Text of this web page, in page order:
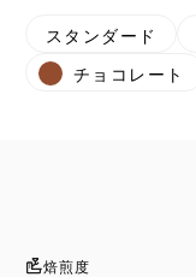
スタンダード
チョコレート
焙煎度